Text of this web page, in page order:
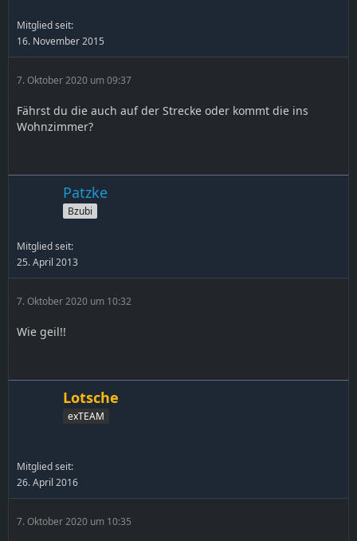
Mitglied seit:
16. November 2015
7. Oktober 2020 um 09:37
Fährst du die auch auf der Strecke oder kommt die ins
Wohnzimmer?
Patzke
Bzubi
Mitglied seit:
25. April 2013
7. Oktober 2020 um 10:32
Wie geil!!
Lotsche
exTEAM
Mitglied seit:
26. April 2016
7. Oktober 2020 um 10:35